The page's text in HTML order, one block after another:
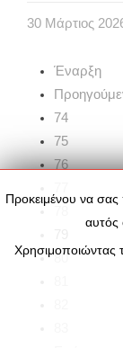
30 Μάρτιος
Έναρξη
74
75
76
80
Προκειμένου να σας
αυτός
Χρησιμοποιώντας